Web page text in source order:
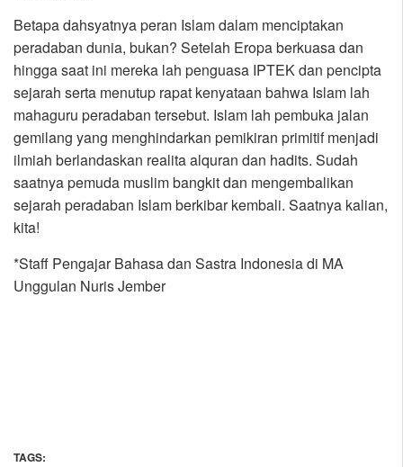
Betapa dahsyatnya peran Islam dalam menciptakan
peradaban dunia, bukan? Setelah Eropa berkuasa dan
hingga saat ini mereka lah penguasa IPTEK dan pencipta
sejarah serta menutup rapat kenyataan bahwa Islam lah
mahaguru peradaban tersebut. Islam lah pembuka jalan
gemilang yang menghindarkan pemikiran primitif menjadi
ilmiah berlandaskan realita alquran dan hadits. Sudah
saatnya pemuda muslim bangkit dan mengembalikan
sejarah peradaban Islam berkibar kembali. Saatnya kalian,
kita!
*Staff Pengajar Bahasa dan Sastra Indonesia di MA
Unggulan Nuris Jember
TAGS: